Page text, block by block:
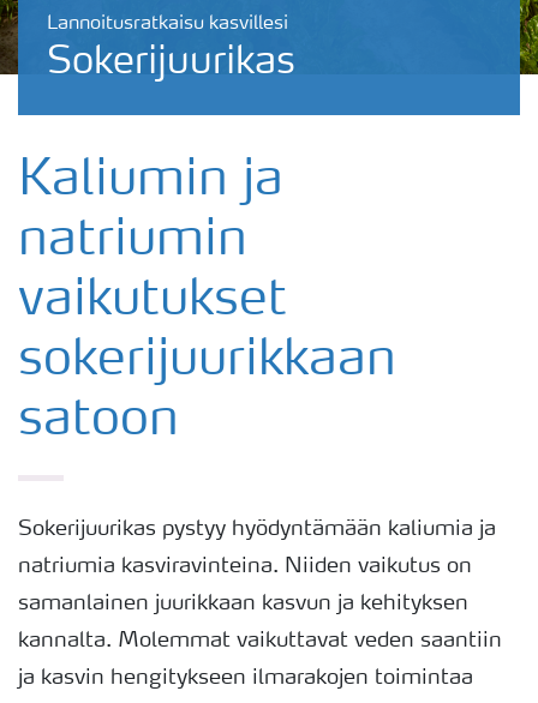
Lannoitusratkaisu kasvillesi
Sokerijuurikas
Kaliumin ja
natriumin
vaikutukset
sokerijuurikkaan
satoon
Sokerijuurikas pystyy hyödyntämään kaliumia ja
natriumia kasviravinteina. Niiden vaikutus on
samanlainen juurikkaan kasvun ja kehityksen
kannalta. Molemmat vaikuttavat veden saantiin
ja kasvin hengitykseen ilmarakojen toimintaa